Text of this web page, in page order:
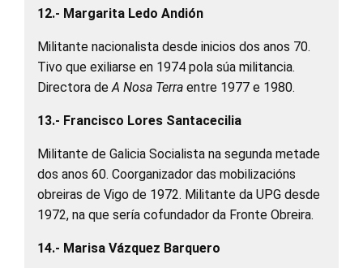
12.- Margarita Ledo Andión
Militante nacionalista desde inicios dos anos 70.
Tivo que exiliarse en 1974 pola súa militancia.
Directora deA Nosa Terra entre 1977 e 1980.
13.- Francisco Lores Santacecilia
Militante de Galicia Socialista na segunda metade
dos anos 60. Coorganizador das mobilizacións
obreiras de Vigo de 1972. Militante da UPG desde
1972, na que sería cofundador da Fronte Obreira.
14.- Marisa Vázquez Barquero